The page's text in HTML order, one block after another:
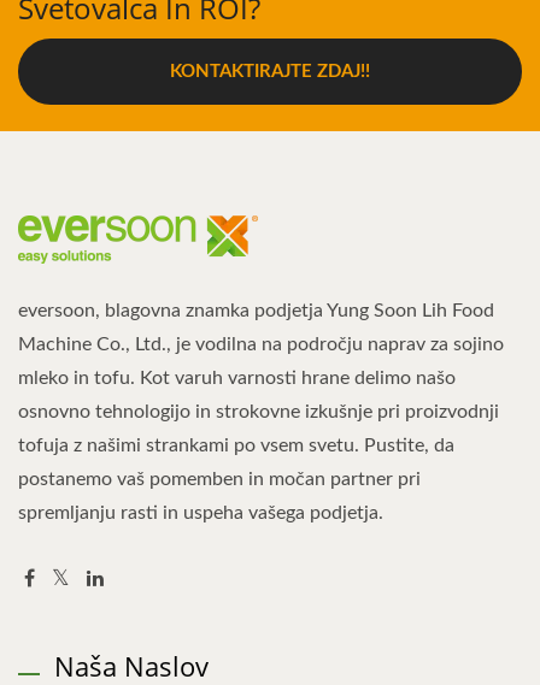
KONTAKTIRAJTE ZDAJ!!
eversoon, blagovna znamka podjetja Yung Soon Lih Food
Machine Co., Ltd., je vodilna na področju naprav za sojino
mleko in tofu. Kot varuh varnosti hrane delimo našo
osnovno tehnologijo in strokovne izkušnje pri proizvodnji
tofuja z našimi strankami po vsem svetu. Pustite, da
postanemo vaš pomemben in močan partner pri
spremljanju rasti in uspeha vašega podjetja.
Naša Naslov